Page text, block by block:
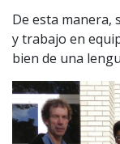
De esta manera,
y trabajo en
bien de una